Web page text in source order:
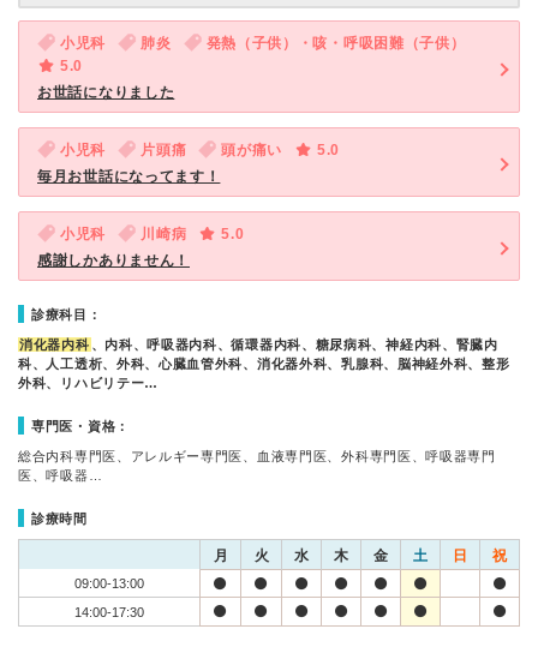
小児科 肺炎
発熱（子供）・咳・呼吸困難（子供）
5.0
お世話になりました
小児科 片頭痛 頭が痛い
5.0
毎月お世話になってます！
小児科 川崎病
5.0
感謝しかありません！
診療科目：
消化器内科 、内科、呼吸器内科、循環器内科、糖尿病科、神経内科、腎臓内
科、人工透析、外科、心臓血管外科、消化器外科、乳腺科、脳神経外科、整形
外科、リハビリテー…
専門医・資格：
総合内科専門医、アレルギー専門医、血液専門医、外科専門医、呼吸器専門
医、呼吸器…
診療時間
月 火 水 木 金 土 日 祝
09:00-13:00
14:00-17:30